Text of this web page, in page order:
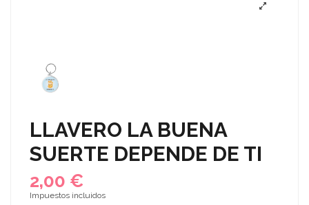
LLAVERO LA BUENA
SUERTE DEPENDE DE TI
2,00 €
Impuestos incluidos